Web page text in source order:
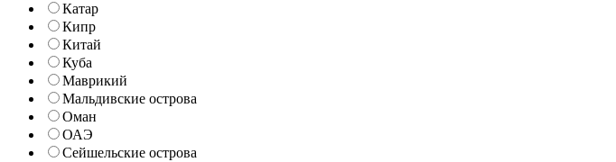
Катар
Кипр
Китай
Куба
Маврикий
Мальдивские острова
Оман
ОАЭ
Сейшельские острова